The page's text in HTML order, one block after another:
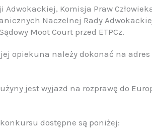
Komisja Praw
Naczelnej Rady
Moot Court przed ETPCz.
opiekuna należy dokonać na adres
jest wyjazd na rozprawę do
dostępne są poniżej: